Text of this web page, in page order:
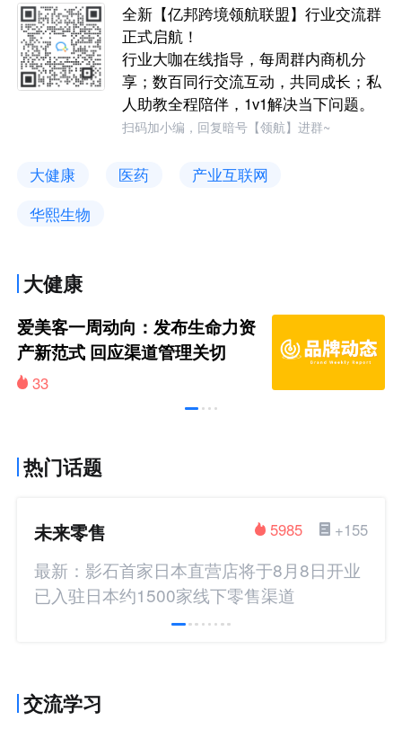
全新【亿邦跨境领航联盟】行业交流群
正式启航！
行业大咖在线指导，每周群内商机分
享；数百同行交流互动，共同成长；私
人助教全程陪伴，1v1解决当下问题。
扫码加小编，回复暗号【领航】进群~
大健康 医药
产业互联网
华熙生物
大健康
爱美客一周动向：发布生命力资
产新范式 回应渠道管理关切
33
热门话题
未来零售 +155
5985
最新：影石首家日本直营店将于8月8日开业
已入驻日本约1500家线下零售渠道
交流学习